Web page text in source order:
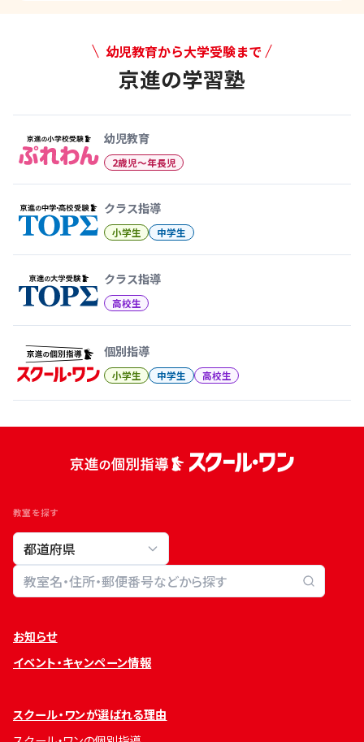
幼児教育から大学受験まで
京進の学習塾
幼児教育
2歳児〜年長児
クラス指導
小学生 中学生
クラス指導
高校生
個別指導
小学生 中学生 高校生
教室を探す
教室検索
お知らせ
イベント・キャンペーン情報
スクール・ワンが選ばれる理由